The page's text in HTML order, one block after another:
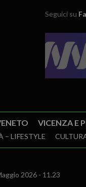
Seguici su
VICENZA E
– LIFESTYLE
2026 - 11.23